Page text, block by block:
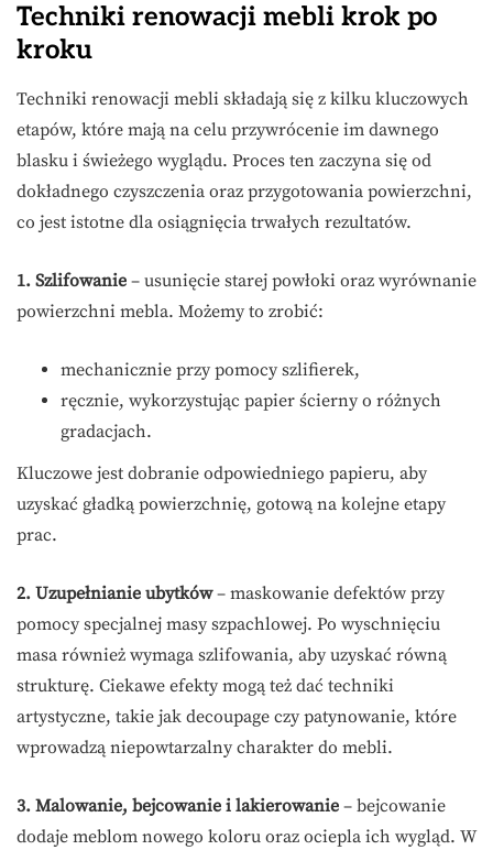
Techniki renowacji mebli krok po
kroku
Techniki renowacji mebli składają się z kilku kluczowych
etapów, które mają na celu przywrócenie im dawnego
blasku i świeżego wyglądu. Proces ten zaczyna się od
dokładnego czyszczenia oraz przygotowania powierzchni,
co jest istotne dla osiągnięcia trwałych rezultatów.
1. Szlifowanie – usunięcie starej powłoki oraz wyrównanie
powierzchni mebla. Możemy to zrobić:
mechanicznie przy pomocy szlifierek,
ręcznie, wykorzystując papier ścierny o różnych
gradacjach.
Kluczowe jest dobranie odpowiedniego papieru, aby
uzyskać gładką powierzchnię, gotową na kolejne etapy
prac.
2. Uzupełnianie ubytków– maskowanie defektów przy
pomocy specjalnej masy szpachlowej. Po wyschnięciu
masa również wymaga szlifowania, aby uzyskać równą
strukturę. Ciekawe efekty mogą też dać techniki
artystyczne, takie jak decoupage czy patynowanie, które
wprowadzą niepowtarzalny charakter do mebli.
3. Malowanie, bejcowanie i lakierowanie – bejcowanie
dodaje meblom nowego koloru oraz ociepla ich wygląd. W